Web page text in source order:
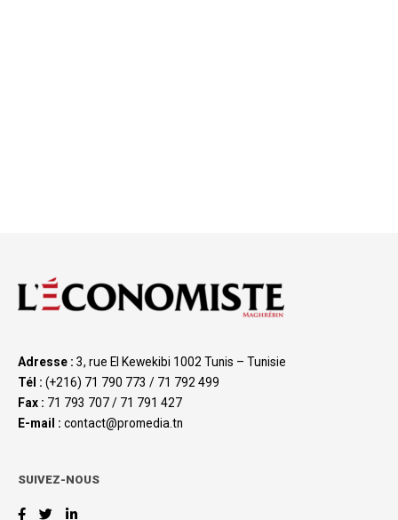
Adresse : 3, rue El Kewekibi 1002 Tunis – Tunisie
Tél : (+216) 71 790 773 / 71 792 499
Fax : 71 793 707 / 71 791 427
E-mail : contact@promedia.tn
SUIVEZ-NOUS